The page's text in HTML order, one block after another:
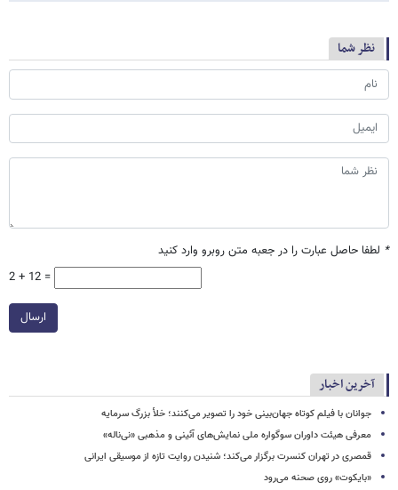
نظر شما
* لطفا حاصل عبارت را در جعبه متن روبرو وارد کنید
2 + 12 =
ارسال
آخرین اخبار
جوانان با فیلم کوتاه جهان‌بینی خود را تصویر می‌کنند؛ خلأ بزرگ سرمایه
معرفی هیئت داوران سوگواره ملی نمایش‌های آئینی و مذهبی «نی‌ناله»
قمصری در تهران کنسرت برگزار می‌کند؛ شنیدن روایت تازه از موسیقی ایرانی
«بایکوت» روی صحنه می‌رود